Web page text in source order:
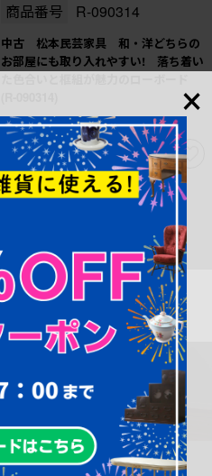
商品番号 R-090314
中古 松本民芸家具 和・洋どちらの
お部屋にも取り入れやすい! 落ち着い
幅：1,200㎜
奥行：440㎜
高さ：450㎜
これからリペア予定品
¥139,700 (税込)
×